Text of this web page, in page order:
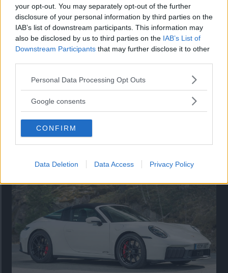
your opt-out. You may separately opt-out of the further
disclosure of your personal information by third parties on the
IAB’s list of downstream participants. This information may
also be disclosed by us to third parties on the IAB’s List of
Downstream Participants that may further disclose it to other
Please note that this website/app uses one or more Google
not limited to your visit or usage behaviour. You may click to
use your data for below specified purposes in below Google
consent section.
Personal Data Processing Opt Outs
Google consents
CONFIRM
Data Deletion Data Access Privacy Policy
nu på av eldrivna Toyota bZ4X Touring. Vi provkör.
Så står sig nya Toyota RAV4
Vi ställe nykomlingen mot Audi Q3 och Mazda CX-5.